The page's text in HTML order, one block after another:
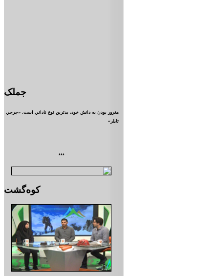
جملک
مغرور بودن به دانش خود، بدترين نوع ناداني است. «جرجي
تايلر»
***
کوه‌گشت